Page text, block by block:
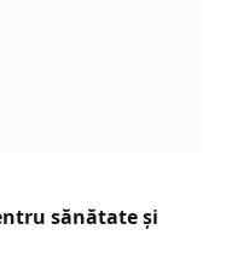
sănătate și